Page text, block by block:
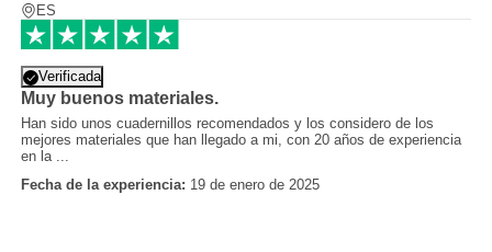
ES
Verificada
Muy buenos materiales.
Han sido unos cuadernillos recomendados y los considero de los
mejores materiales que han llegado a mi, con 20 años de experiencia
en la ...
Fecha de la experiencia: 19 de enero de 2025